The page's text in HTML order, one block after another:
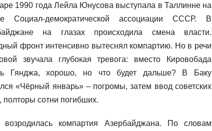
1990 года Лейла Юнусова выступала в Таллинне на
Социал-демократической ассоциации СССР. В
на глазах происходила смена власти.
фронт интенсивно вытеснял компартию. Но в речи
звучала глубокая тревога: вместо Кировобада
Гянджа, хорошо, но что будет дальше? В Баку
«Чёрный январь» – погромы, затем ввод советских
полторы сотни погибших.
компартия Азербайджана. По словам